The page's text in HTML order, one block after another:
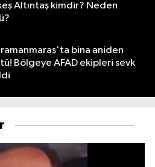
Altıntaş kimdir? Neden
bina aniden
Bölgeye AFAD ekipleri sevk